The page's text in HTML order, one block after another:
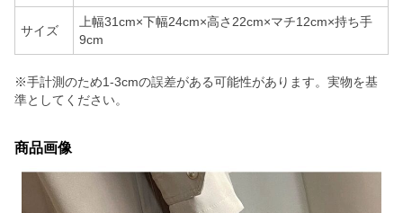
サイズ
上幅31cm×下幅24cm×高さ22cm×マチ12cm×持ち手
9cm
※手計測のため1-3cmの誤差がある可能性があります。実物を基
準としてください。
商品画像